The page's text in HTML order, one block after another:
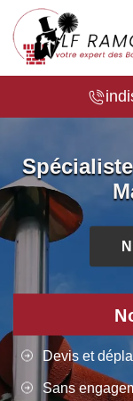
Devis et
Sans